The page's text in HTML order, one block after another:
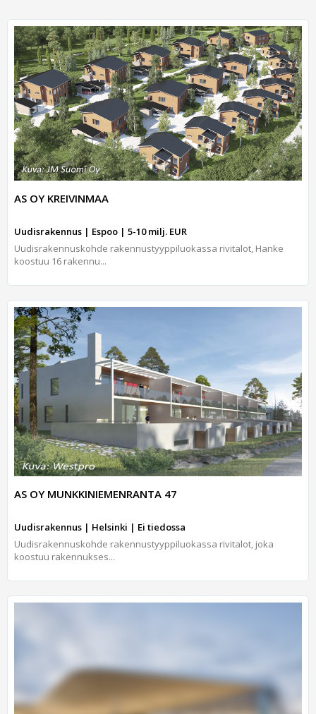
AS OY KREIVINMAA
Uudisrakennus | Espoo | 5-10 milj. EUR
Uudisrakennuskohde rakennustyyppiluokassa rivitalot, Hanke
koostuu 16 rakennu...
AS OY MUNKKINIEMENRANTA 47
Uudisrakennus | Helsinki | Ei tiedossa
Uudisrakennuskohde rakennustyyppiluokassa rivitalot, joka
koostuu rakennukses...